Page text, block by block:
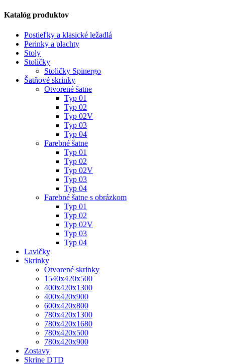
Katalóg produktov
Postieľky a klasické ležadlá
Perinky a plachty
Stoly
Stoličky
Stoličky Spinergo
Šatňové skrinky
Otvorené šatne
Typ 01
Typ 02
Typ 02V
Typ 03
Typ 04
Farebné šatne
Typ 01
Typ 02
Typ 02V
Typ 03
Typ 04
Farebné šatne s obrázkom
Typ 01
Typ 02
Typ 02V
Typ 03
Typ 04
Lavičky
Skrinky
Otvorené skrinky
1540x420x500
400x420x1300
400x420x900
600x420x800
780x420x1300
780x420x1680
780x420x500
780x420x900
Zostavy
Skrine DTD